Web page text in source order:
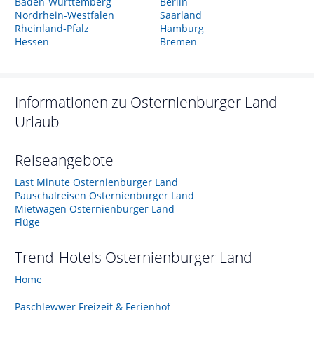
Nordrhein-Westfalen
Rheinland-Pfalz
Hessen
Saarland
Hamburg
Bremen
Informationen zu Osternienburger Land
Urlaub
Reiseangebote
Last Minute Osternienburger Land
Pauschalreisen Osternienburger Land
Mietwagen Osternienburger Land
Flüge
Trend-Hotels Osternienburger Land
Home
Paschlewwer Freizeit & Ferienhof